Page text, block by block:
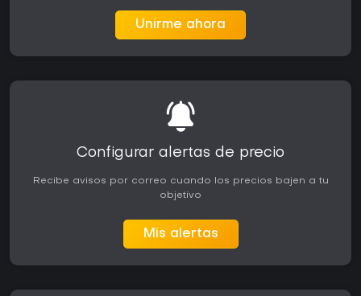
Unirme ahora
Configurar alertas de precio
Recibe avisos por correo cuando los precios bajen a tu
objetivo
Mis alertas